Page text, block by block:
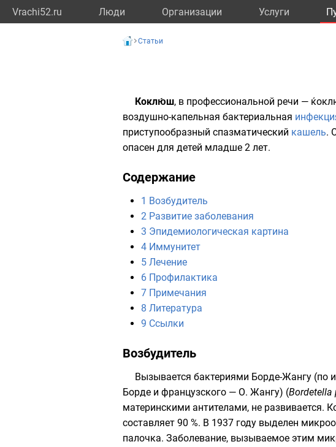
Vrachi52.ru Люди Организации Услуги
Статьи
Коклю́ш, в профессиональной речи —
воздушно-капельная бактериальная
приступообразный спазматический кашель.
опасен для детей младше 2 лет.
Содержание
1 Возбудитель
2 Развитие заболевания
3 Эпидемиологическая картина
4 Иммунитет
5 Лечение
6 Профилактика
7 Примечания
8 Литература
9 Ссылки
Возбудитель
Вызывается бактериями Борде-Жангу (по
Борде и французского — О. Жангу) (Bordetella
материнскими антителами, не развивается.
составляет 90 %. В 1937 году выделен
палочка. Заболевание, вызываемое этим